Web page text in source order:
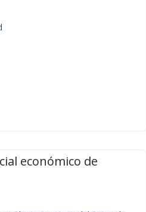
económico de